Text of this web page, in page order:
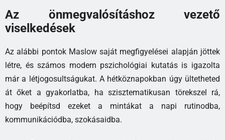
Az önmegvalósításhoz vezető
viselkedések
Az alábbi pontok Maslow saját megfigyelései alapján jöttek
létre, és számos modern pszichológiai kutatás is igazolta
már a létjogosultságukat. A hétköznapokban úgy ültetheted
át őket a gyakorlatba, ha szisztematikusan törekszel rá,
hogy beépítsd ezeket a mintákat a napi rutinodba,
kommunikációdba, szokásaidba.